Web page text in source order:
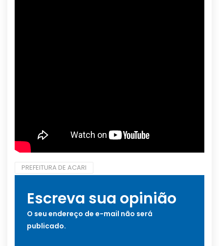
PREFEITURA DE ACARI
Escreva sua opinião
O seu endereço de e-mail não será
publicado.